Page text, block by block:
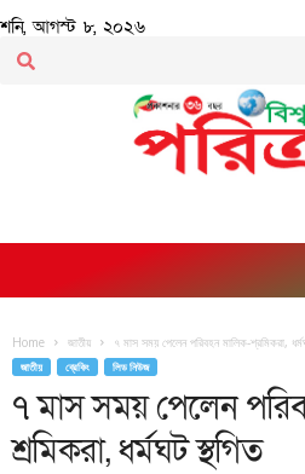
শনি, আগস্ট ৮, ২০২৬
Home জাতীয় ৭ মাস সময় পেলেন পরিবহন মালিক-শ্রমিকরা,
জাতীয় ব্রেকিং লিড নিউজ
৭ মাস সময় পেলেন
শ্রমিকরা, ধর্মঘট স্থগিত